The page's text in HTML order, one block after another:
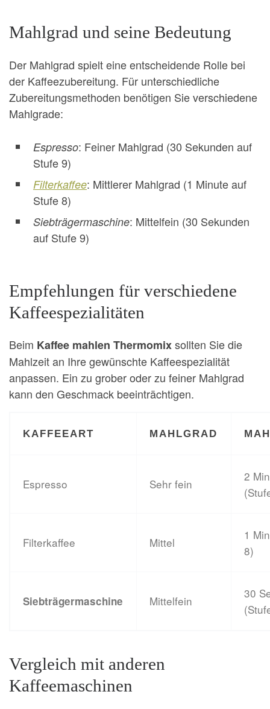
Mahlgrad und seine Bedeutung
Der Mahlgrad spielt eine entscheidende Rolle bei
der Kaffeezubereitung. Für unterschiedliche
Zubereitungsmethoden benötigen Sie verschiedene
Mahlgrade:
Espresso: Feiner Mahlgrad (30 Sekunden auf
Stufe 9)
Filterkaffee: Mittlerer Mahlgrad (1 Minute auf
Stufe 8)
Siebträgermaschine: Mittelfein (30 Sekunden
auf Stufe 9)
Empfehlungen für verschiedene
Kaffeespezialitäten
Beim Kaffee mahlen Thermomixsollten Sie die
Mahlzeit an Ihre gewünschte Kaffeespezialität
anpassen. Ein zu grober oder zu feiner Mahlgrad
kann den Geschmack beeinträchtigen.
KAFFEEART MAHLGRAD
Espresso Sehr fein
2
Filterkaffee Mittel
1
8)
Siebträgermaschine Mittelfein
30
Vergleich mit anderen
Kaffeemaschinen